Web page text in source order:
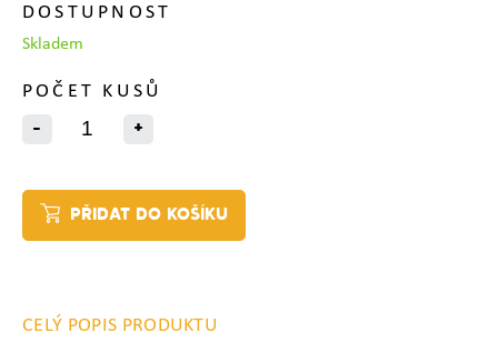
DOSTUPNOST
Skladem
POČET KUSŮ
-
+
PŘIDAT DO KOŠÍKU
CELÝ POPIS PRODUKTU